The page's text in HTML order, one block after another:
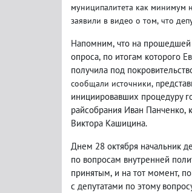
муниципалитета как минимум
заявили в видео о том, что
Напомним, что на прошедшей
опроса, по итогам которого
получила под
сообщали источники, п
инициировавших процедуру
райсобрания Иван Панченко,
Виктора Кашицина.
Днем 28 октября начальник
по вопросам внутренней
принятым, и на тот момент,
с депутатами по этому